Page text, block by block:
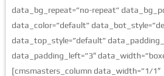
data_bg_repeat=”no-repeat”
data_color=”default”
data_top_style=”default”
data_padding_left=”3″
[cmsmasters_column data_width=”1/1″